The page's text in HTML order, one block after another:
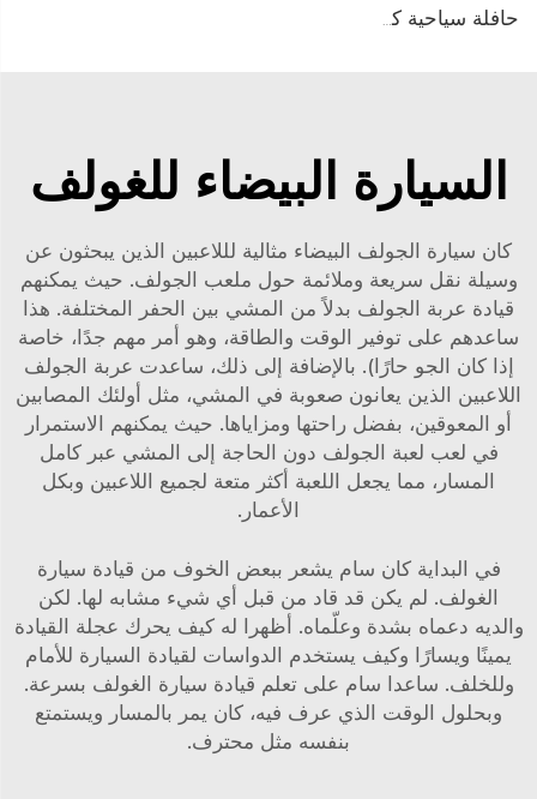
السيارة البيضاء للغولف
كان سيارة الجولف البيضاء مثالية لللاعبين الذين يبحثون عن
وسيلة نقل سريعة وملائمة حول ملعب الجولف. حيث يمكنهم
قيادة عربة الجولف بدلاً من المشي بين الحفر المختلفة. هذا
ساعدهم على توفير الوقت والطاقة، وهو أمر مهم جدًا، خاصة
إذا كان الجو حارًا). بالإضافة إلى ذلك، ساعدت عربة الجولف
اللاعبين الذين يعانون صعوبة في المشي، مثل أولئك المصابين
أو المعوقين، بفضل راحتها ومزاياها. حيث يمكنهم الاستمرار
في لعب لعبة الجولف دون الحاجة إلى المشي عبر كامل
المسار، مما يجعل اللعبة أكثر متعة لجميع اللاعبين وبكل
الأعمار.
في البداية كان سام يشعر ببعض الخوف من قيادة سيارة
الغولف. لم يكن قد قاد من قبل أي شيء مشابه لها. لكن
والديه دعماه بشدة وعلّماه. أظهرا له كيف يحرك عجلة القيادة
يمينًا ويسارًا وكيف يستخدم الدواسات لقيادة السيارة للأمام
وللخلف. ساعدا سام على تعلم قيادة سيارة الغولف بسرعة.
وبحلول الوقت الذي عرف فيه، كان يمر بالمسار ويستمتع
بنفسه مثل محترف.